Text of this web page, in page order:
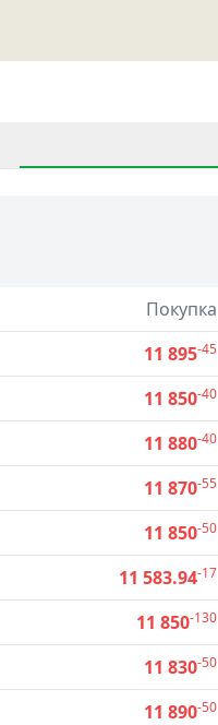
Покупка
11 895-45
11 850-40
11 880-40
11 870-55
11 850-50
11 583.94-17
11 850-130
11 830-50
11 890-50